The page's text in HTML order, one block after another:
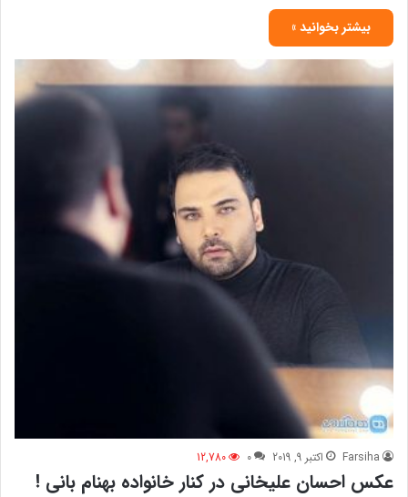
بیشتر بخوانید »
Farsiha اکتبر 9, 2019 0
12,780
عکس احسان علیخانی در کنار خانواده بهنام بانی !